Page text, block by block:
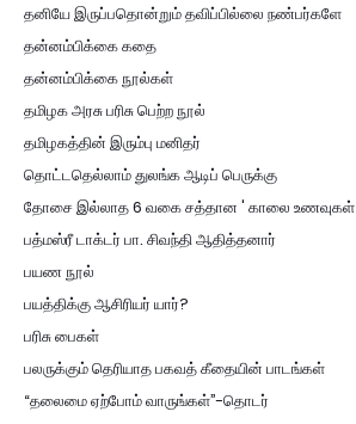
தனியே இருப்பதொன்றும் தவிப்பில்லை நண்பர்களே
தன்னம்பிக்கை கதை
தன்னம்பிக்கை நூல்கள்
தமிழக அரசு பரிசு பெற்ற நூல்
தமிழகத்தின் இரும்பு மனிதர்
தொட்டதெல்லாம் துலங்க ஆடிப் பெருக்கு
தோசை இல்லாத 6 வகை சத்தான ' காலை உணவுகள்
பத்மஸ்ரீ டாக்டர் பா. சிவந்தி ஆதித்தனார்
பயண நூல்
பயத்திக்கு ஆசிரியர் யார்?
பரிசு பைகள்
பலருக்கும் தெரியாத பகவத் கீதையின் பாடங்கள்
“தலைமை ஏற்போம் வாருங்கள்”-தொடர்